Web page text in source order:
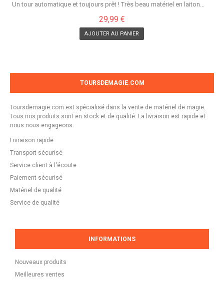
Un tour automatique et toujours prêt ! Très beau matériel en laiton...
29,99 €
AJOUTER AU PANIER
TOURSDEMAGIE.COM
Toursdemagie.com est spécialisé dans la vente de matériel de magie.
Tous nos produits sont en stock et de qualité. La livraison est rapide et
nous nous engageons:
Livraison rapide
Transport sécurisé
Service client à l'écoute
Paiement sécurisé
Matériel de qualité
Service de qualité
INFORMATIONS
Nouveaux produits
Meilleures ventes